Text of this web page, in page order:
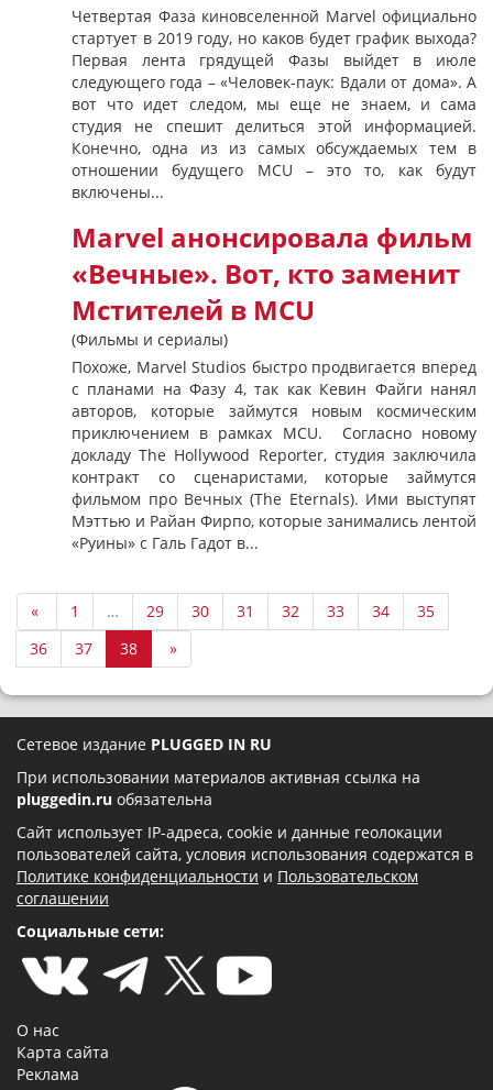
Четвертая Фаза киновселенной Marvel официально
стартует в 2019 году, но каков будет график выхода?
Первая лента грядущей Фазы выйдет в июле
следующего года – «Человек-паук: Вдали от дома». А
вот что идет следом, мы еще не знаем, и сама
студия не спешит делиться этой информацией.
Конечно, одна из из самых обсуждаемых тем в
отношении будущего MCU – это то, как будут
включены...
Marvel анонсировала фильм
«Вечные». Вот, кто заменит
Мстителей в MCU
(Фильмы и сериалы)
Похоже, Marvel Studios быстро продвигается вперед
с планами на Фазу 4, так как Кевин Файги нанял
авторов, которые займутся новым космическим
приключением в рамках MCU. Согласно новому
докладу The Hollywood Reporter, студия заключила
контракт со сценаристами, которые займутся
фильмом про Вечных (The Eternals). Ими выступят
Мэттью и Райан Фирпо, которые занимались лентой
«Руины» с Галь Гадот в...
« 1 … 29 30 31 32 33 34
35
36
37 38 »
Сетевое издание PLUGGED IN RU
При использовании материалов активная ссылка на
pluggedin.ru обязательна
Сайт использует IP-адреса, cookie и данные геолокации
пользователей сайта, условия использования содержатся в
Политике конфиденциальности и Пользовательском
соглашении
Социальные сети:
О нас
Карта сайта
Реклама